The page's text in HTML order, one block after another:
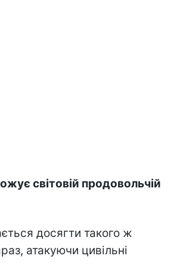
світовій продовольчій
досягти такого ж
атакуючи цивільні